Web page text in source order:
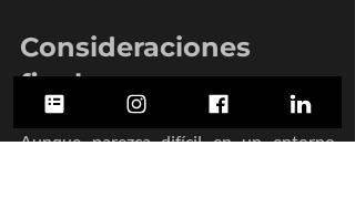
Consideraciones
finales
Aunque parezca difícil en un entorno